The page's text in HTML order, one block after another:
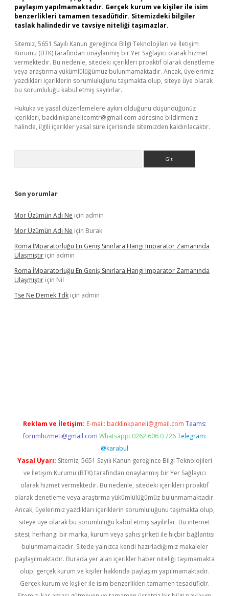
paylaşım yapılmamaktadır. Gerçek kurum ve kişiler ile isim
benzerlikleri tamamen tesadüfidir. Sitemizdeki bilgiler
taslak halindedir ve tavsiye niteliği taşımazlar.
Sitemiz, 5651 Sayılı Kanun gereğince Bilgi Teknolojileri ve İletişim
Kurumu (BTK) tarafından onaylanmış bir Yer Sağlayıcı olarak hizmet
vermektedir. Bu nedenle, sitedeki içerikleri proaktif olarak denetleme
veya araştırma yükümlülüğümüz bulunmamaktadır. Ancak, üyelerimiz
yazdıkları içeriklerin sorumluluğunu taşımakta olup, siteye üye olarak
bu sorumluluğu kabul etmiş sayılırlar.
Hukuka ve yasal düzenlemelere aykırı olduğunu düşündüğünüz
içerikleri, backlinkpanelicomtr@gmail.com adresine bildirmeniz
halinde, ilgili içerikler yasal süre içerisinde sitemizden kaldırılacaktır.
Son yorumlar
Mor Üzümün Adı Ne için admin
Mor Üzümün Adı Ne için Burak
Roma İMparatorluğu En Geniş Sınırlara Hangi Imparator Zamanında
Ulaşmıştır için admin
Roma İMparatorluğu En Geniş Sınırlara Hangi Imparator Zamanında
Ulaşmıştır için Nil
Tse Ne Demek Tdk için admin
Reklam ve İletişim: E-mail: backlinkpaneli@gmail.com Teams:
forumhizmeti@gmail.com Whatsapp: 0262 606 0 726 Telegram:
@karabul
Yasal Uyarı: Sitemiz, 5651 Sayılı Kanun gereğince Bilgi Teknolojileri
ve İletişim Kurumu (BTK) tarafından onaylanmış bir Yer Sağlayıcı
olarak hizmet vermektedir. Bu nedenle, sitedeki içerikleri proaktif
olarak denetleme veya araştırma yükümlülüğümüz bulunmamaktadır.
Ancak, üyelerimiz yazdıkları içeriklerin sorumluluğunu taşımakta olup,
siteye üye olarak bu sorumluluğu kabul etmiş sayılırlar. Bu internet
sitesi, herhangi bir marka, kurum veya şahıs şirketi ile hiçbir bağlantısı
bulunmamaktadır. Sitede yalnızca kendi hazırladığımız makaleler
paylaşılmaktadır. Burada yer alan içerikler haber niteliği taşımamakta
olup, gerçek kurum ve kişiler hakkında paylaşım yapılmamaktadır.
Gerçek kurum ve kişiler ile isim benzerlikleri tamamen tesadüfidir.